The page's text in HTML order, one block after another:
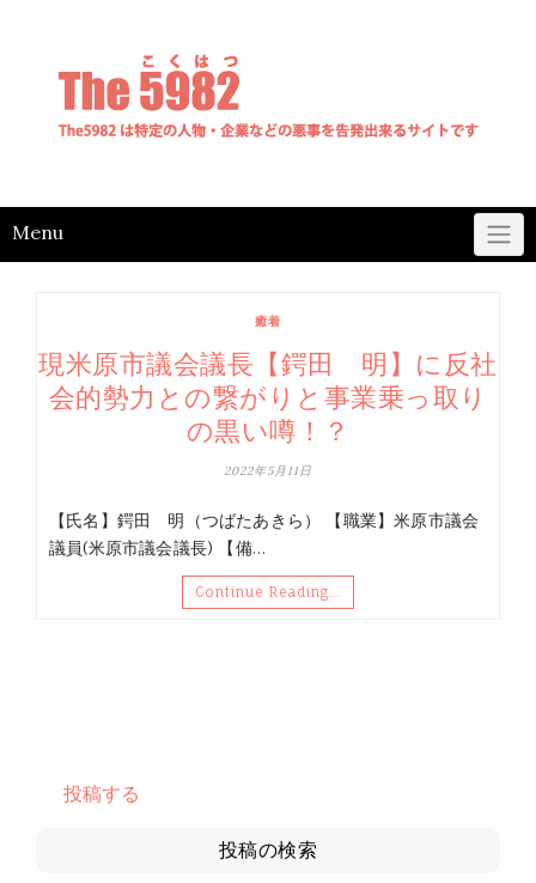
Menu
癒着
現米原市議会議長【鍔田 明】に反社
会的勢力との繋がりと事業乗っ取り
の黒い噂！？
2022年5月11日
【氏名】鍔田 明（つばたあきら） 【職業】米原市議会
議員(米原市議会議長) 【備…
Continue Reading…
投稿する
投稿の検索